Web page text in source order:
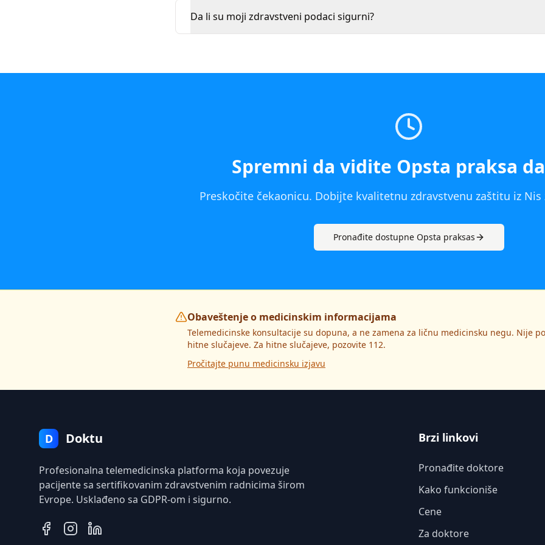
Da li su moji zdravstveni podaci sigurni?
Spremni da vidite Opsta praksa
Preskočite čekaonicu. Dobijte kvalitetnu zdravstvenu zaštitu iz Nis
Pronađite dostupne Opsta praksas
Obaveštenje o medicinskim informacijama
Telemedicinske konsultacije su dopuna, a ne zamena za ličnu medicinsku negu. Nije
hitne slučajeve. Za hitne slučajeve, pozovite 112.
Pročitajte punu medicinsku izjavu
D Doktu
Profesionalna telemedicinska platforma koja povezuje
pacijente sa sertifikovanim zdravstvenim radnicima širom
Evrope. Usklađeno sa GDPR-om i sigurno.
Brzi linkovi
Pronađite doktore
Kako funkcioniše
Cene
Za doktore